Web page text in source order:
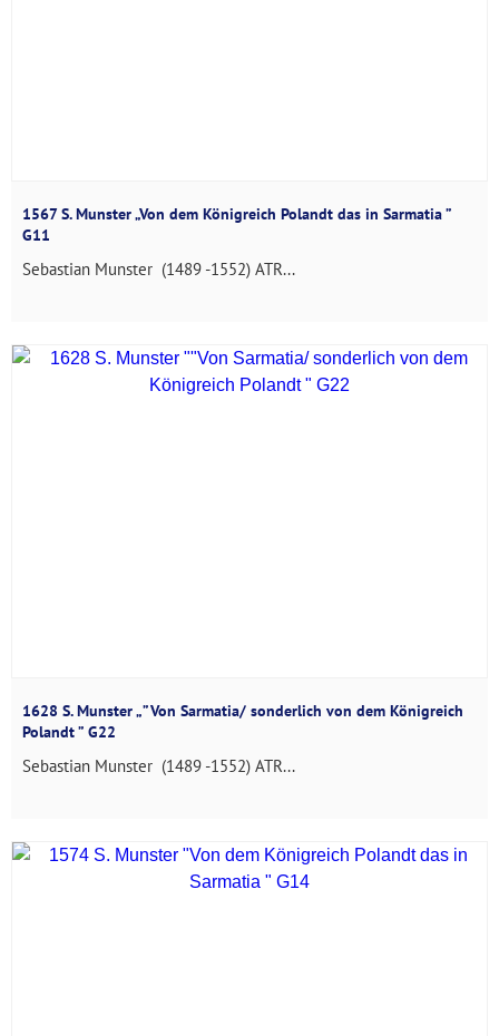
1567 S. Munster „Von dem Königreich Polandt das in Sarmatia ”
G11
Sebastian Munster (1489 -1552) ATR...
1628 S. Munster „”Von Sarmatia/ sonderlich von dem Königreich
Polandt ” G22
Sebastian Munster (1489 -1552) ATR...